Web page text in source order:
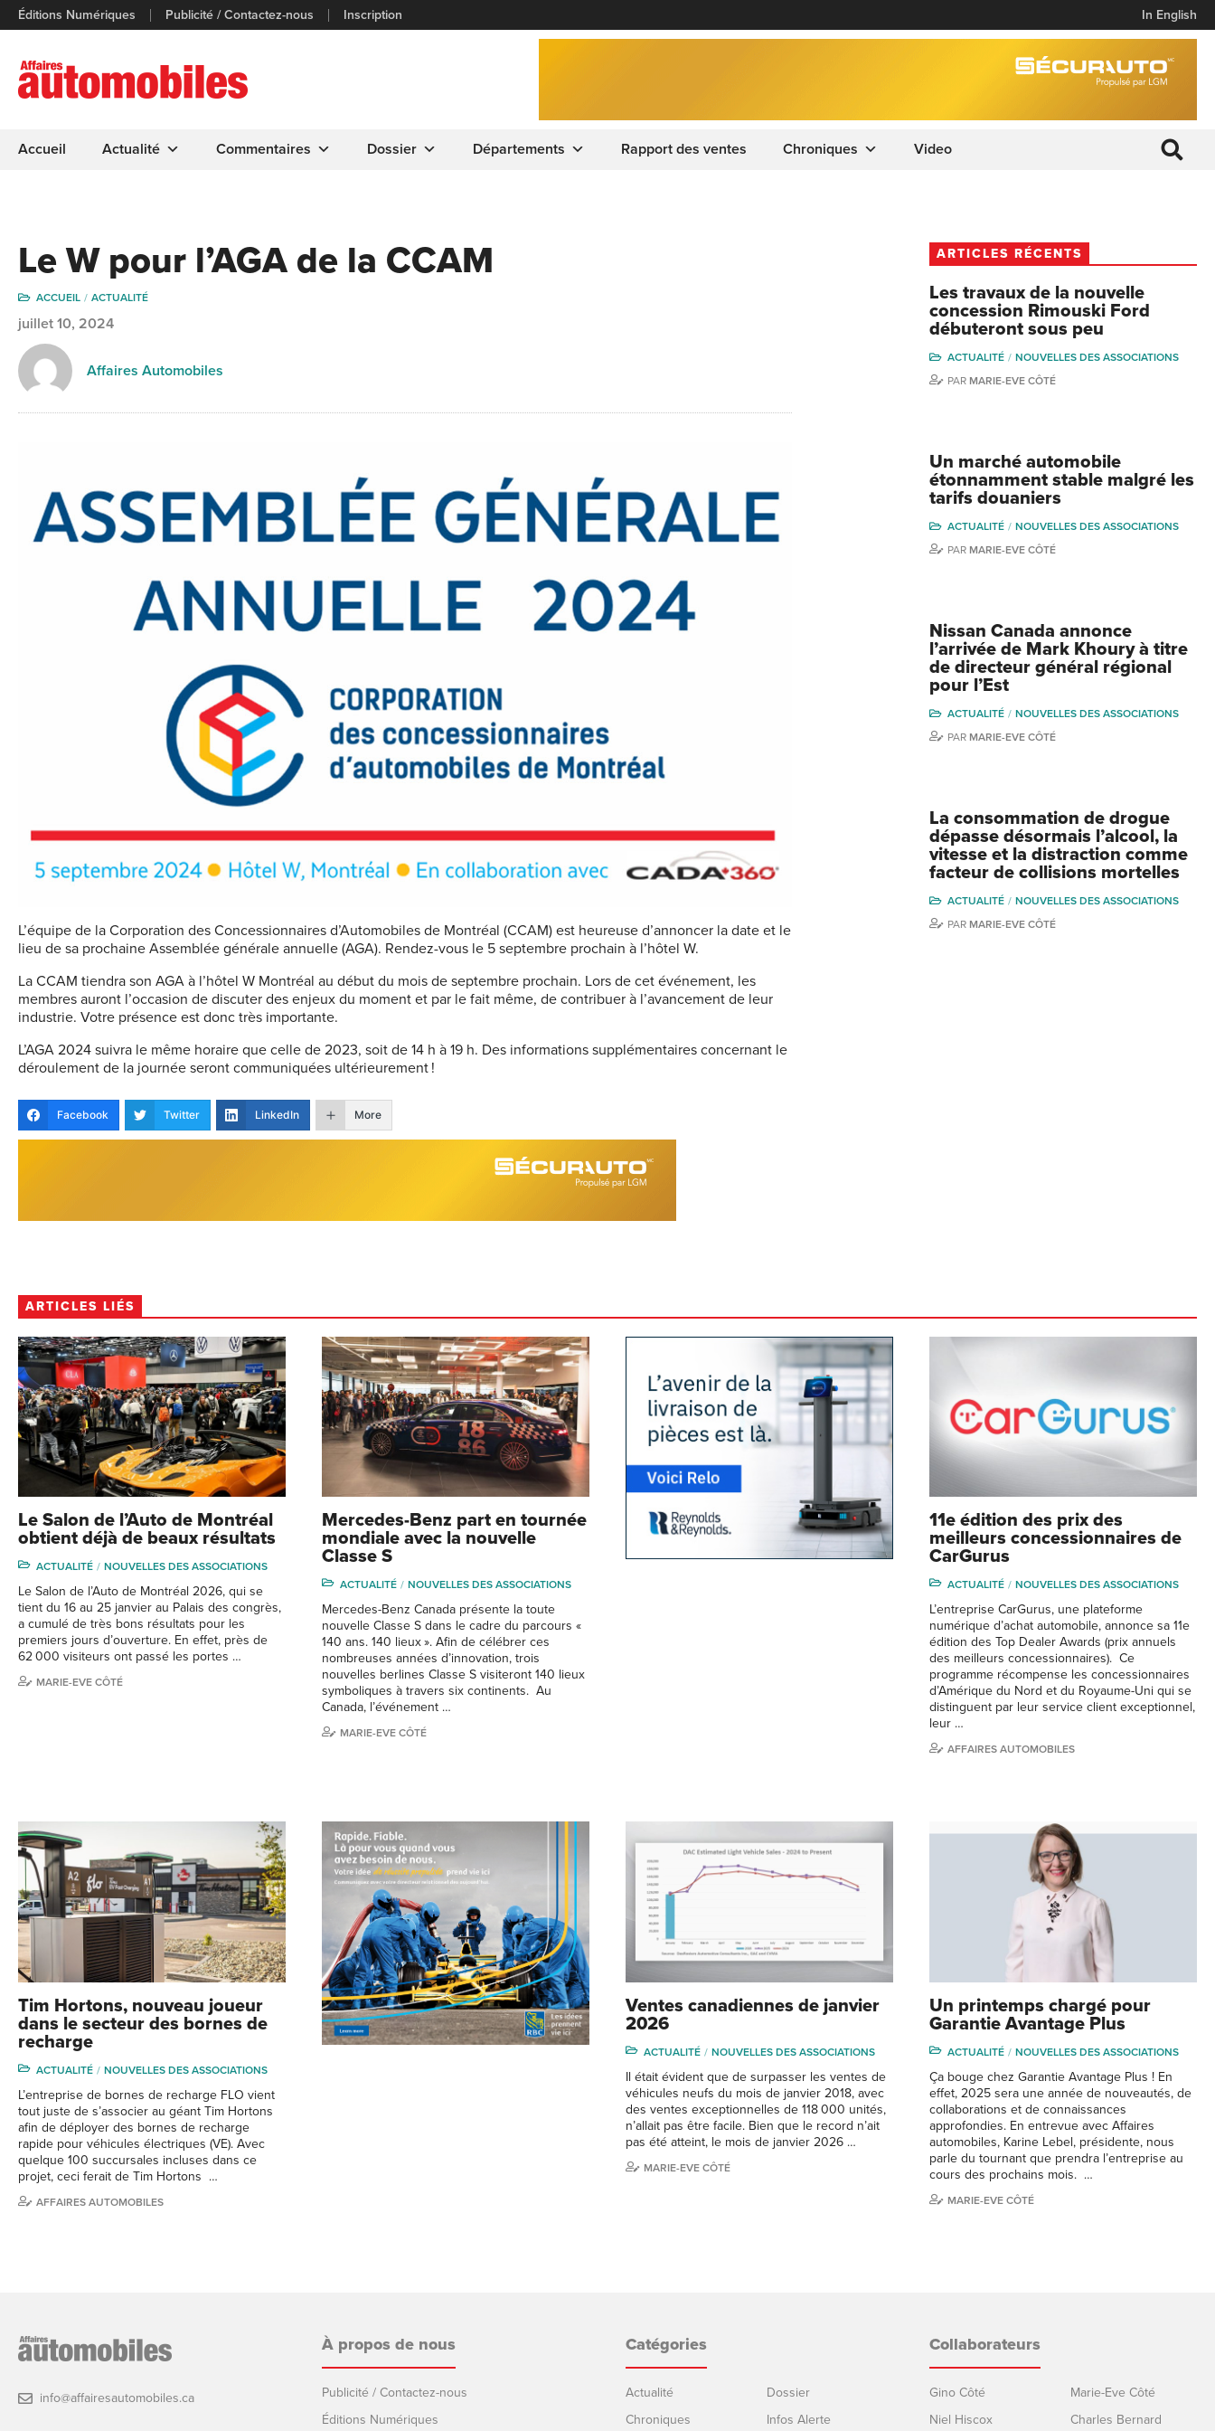
Éditions Numériques Publicité / Contactez-nous Inscription In English
Accueil Actualité Commentaires Dossier Départements Rapport des ventes Chroniques Video
Le W pour l’AGA de la CCAM
ACCUEIL ACTUALITÉ
juillet 10, 2024
Affaires Automobiles
L’équipe de la Corporation des Concessionnaires d’Automobiles de Montréal (CCAM) est heureuse d’annoncer la date et le
lieu de sa prochaine Assemblée générale annuelle (AGA). Rendez-vous le 5 septembre prochain à l’hôtel W.
La CCAM tiendra son AGA à l’hôtel W Montréal au début du mois de septembre prochain. Lors de cet événement, les
membres auront l’occasion de discuter des enjeux du moment et par le fait même, de contribuer à l’avancement de leur
industrie. Votre présence est donc très importante.
L’AGA 2024 suivra le même horaire que celle de 2023, soit de 14 h à 19 h. Des informations supplémentaires concernant le
déroulement de la journée seront communiquées ultérieurement !
Facebook Twitter LinkedIn More
ARTICLES RÉCENTS
Les travaux de la nouvelle
concession Rimouski Ford
débuteront sous peu
ACTUALITÉ
NOUVELLES DES ASSOCIATIONS
PAR MARIE-EVE CÔTÉ
Un marché automobile
étonnamment stable malgré les
tarifs douaniers
ACTUALITÉ
NOUVELLES DES ASSOCIATIONS
PAR MARIE-EVE CÔTÉ
Nissan Canada annonce
l’arrivée de Mark Khoury à titre
de directeur général régional
pour l’Est
ACTUALITÉ
NOUVELLES DES ASSOCIATIONS
PAR MARIE-EVE CÔTÉ
La consommation de drogue
dépasse désormais l’alcool, la
vitesse et la distraction comme
facteur de collisions mortelles
ACTUALITÉ
NOUVELLES DES ASSOCIATIONS
PAR MARIE-EVE CÔTÉ
ARTICLES LIÉS
Le Salon de l’Auto de Montréal
obtient déjà de beaux résultats
ACTUALITÉ NOUVELLES DES ASSOCIATIONS
Le Salon de l’Auto de Montréal 2026, qui se
tient du 16 au 25 janvier au Palais des congrès,
a cumulé de très bons résultats pour les
premiers jours d’ouverture. En effet, près de
62 000 visiteurs ont passé les portes …
MARIE-EVE CÔTÉ
Mercedes-Benz part en tournée
mondiale avec la nouvelle
Classe S
ACTUALITÉ NOUVELLES DES ASSOCIATIONS
Mercedes-Benz Canada présente la toute
nouvelle Classe S dans le cadre du parcours «
140 ans. 140 lieux ». Afin de célébrer ces
nombreuses années d’innovation, trois
nouvelles berlines Classe S visiteront 140 lieux
symboliques à travers six continents. Au
Canada, l’événement …
MARIE-EVE CÔTÉ
11e édition des prix des
meilleurs concessionnaires de
CarGurus
ACTUALITÉ NOUVELLES DES ASSOCIATIONS
L’entreprise CarGurus, une plateforme
numérique d’achat automobile, annonce sa 11e
édition des Top Dealer Awards (prix annuels
des meilleurs concessionnaires). Ce
programme récompense les concessionnaires
d’Amérique du Nord et du Royaume-Uni qui se
distinguent par leur service client exceptionnel,
leur …
AFFAIRES AUTOMOBILES
Tim Hortons, nouveau joueur
dans le secteur des bornes de
recharge
ACTUALITÉ NOUVELLES DES ASSOCIATIONS
L’entreprise de bornes de recharge FLO vient
tout juste de s’associer au géant Tim Hortons
afin de déployer des bornes de recharge
rapide pour véhicules électriques (VE). Avec
quelque 100 succursales incluses dans ce
projet, ceci ferait de Tim Hortons …
AFFAIRES AUTOMOBILES
Ventes canadiennes de janvier
2026
ACTUALITÉ NOUVELLES DES ASSOCIATIONS
Il était évident que de surpasser les ventes de
véhicules neufs du mois de janvier 2018, avec
des ventes exceptionnelles de 118 000 unités,
n’allait pas être facile. Bien que le record n’ait
pas été atteint, le mois de janvier 2026 …
MARIE-EVE CÔTÉ
Un printemps chargé pour
Garantie Avantage Plus
ACTUALITÉ NOUVELLES DES ASSOCIATIONS
Ça bouge chez Garantie Avantage Plus ! En
effet, 2025 sera une année de nouveautés, de
collaborations et de connaissances
approfondies. En entrevue avec Affaires
automobiles, Karine Lebel, présidente, nous
parle du tournant que prendra l’entreprise au
cours des prochains mois. …
MARIE-EVE CÔTÉ
info@affairesautomobiles.ca
À propos de nous
Publicité / Contactez-nous
Éditions Numériques
Catégories
Actualité
Chroniques
Dossier
Infos Alerte
Collaborateurs
Gino Côté
Niel Hiscox
Marie-Eve Côté
Charles Bernard